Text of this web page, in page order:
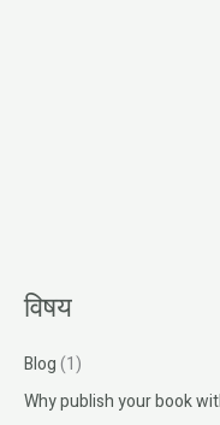
विषय
Blog(1)
Why publish your book